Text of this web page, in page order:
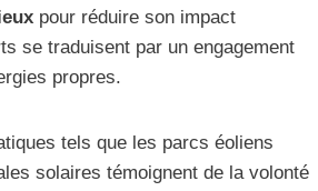
pour réduire son impact
se traduisent par un engagement
propres.
tels que les parcs éoliens
solaires témoignent de la volonté